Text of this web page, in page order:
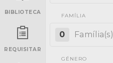
BIBLIOTECA
REQUISITAR
FAMÍLIA
0 Família(s)
GÉNERO